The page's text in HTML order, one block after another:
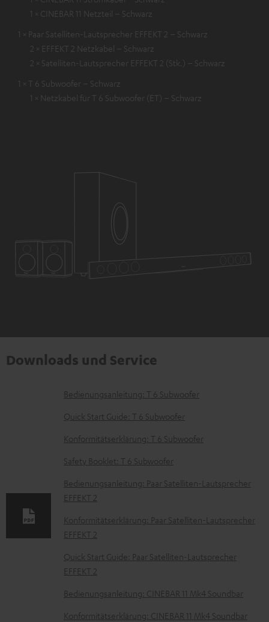
1 × CINEBAR 11 Netzteil – Schwarz
1 × Paar Satelliten-Lautsprecher EFFEKT 2 – Schwarz
2 × EFFEKT 2 Netzkabel – Schwarz
2 × Satelliten-Lautsprecher EFFEKT 2 (Stk.) – Schwarz
1 × T 6 Subwoofer – Schwarz
1 × Netzkabel für T 6 Subwoofer (ET) – Schwarz
Downloads und Service
D
o
m
e
n
t
e
z
u
m
H
Bedienungsanleitung: T 6 Subwoofer
Quick Start Guide: T 6 Subwoofer
Konformitätserklärung: T 6 Subwoofer
Safety Booklet: T 6 Subwoofer
Bedienungsanleitung: Paar Satelliten-Lautsprecher
EFFEKT 2
Konformitätserklärung: Paar Satelliten-Lautsprecher
EFFEKT 2
Quick Start Guide: Paar Satelliten-Lautsprecher
EFFEKT 2
Bedienungsanleitung: CINEBAR 11 Mk4 Soundbar
Konformitätserklärung: CINEBAR 11 Mk4 Soundbar